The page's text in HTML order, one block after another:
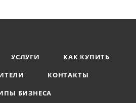
УСЛУГИ
КАК КУПИТЬ
КОНТАКТЫ
БИЗНЕСА